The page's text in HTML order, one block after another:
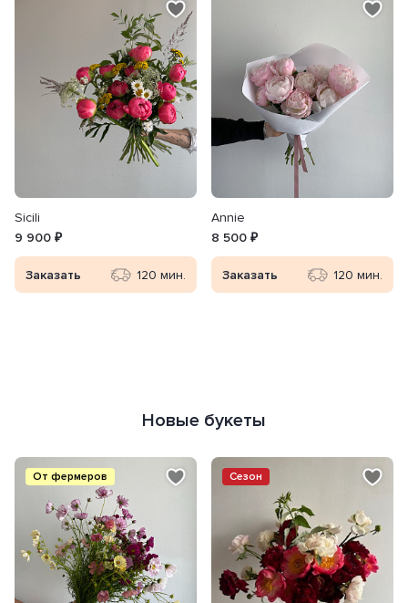
Sicili
9 900 ₽
Заказать 120 мин.
Annie
8 500 ₽
Заказать 120 мин.
Новые букеты
От фермеров Сезон